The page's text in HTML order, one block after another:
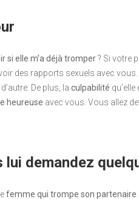
si elle m’a déjà tromper? Si votre
des rapports sexuels avec
De plus, la culpabilité
heureuse avec vous. Vous allez
demandez
femme qui trompe son partenaire